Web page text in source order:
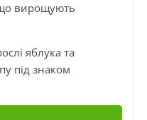
вирощують
яблука та
під знаком